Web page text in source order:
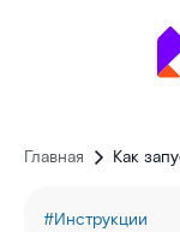
Главная Как
#Инструкции